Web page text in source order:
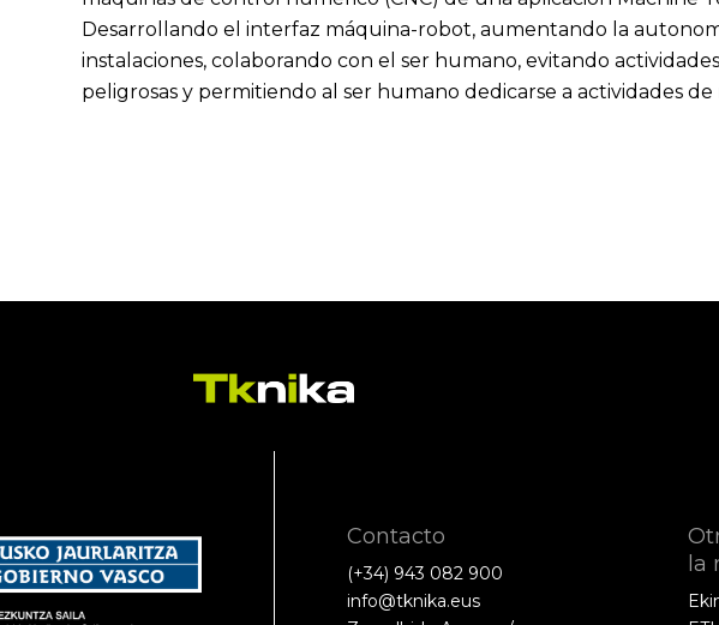
Desarrollando el interfaz máquina-robot, aumentando la
instalaciones, colaborando con el ser humano, evitando
peligrosas y permitiendo al ser humano dedicarse a actividades de
Contacto
(+34) 943 082 900
info@tknika.eus
la